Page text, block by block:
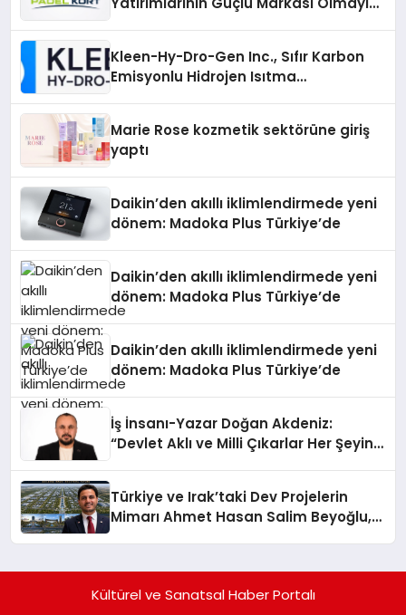
Kleen-Hy-Dro-Gen Inc., Sıfır Karbon
Emisyonlu Hidrojen Isıtma
Marie Rose kozmetik sektörüne giriş
yaptı
Daikin’den akıllı iklimlendirmede yeni
dönem: Madoka Plus Türkiye’de
Daikin’den akıllı iklimlendirmede yeni
dönem: Madoka Plus Türkiye’de
Daikin’den akıllı iklimlendirmede yeni
dönem: Madoka Plus Türkiye’de
İş İnsanı-Yazar Doğan Akdeniz:
“Devlet Aklı ve Milli Çıkarlar Her Şeyin
Türkiye ve Irak’taki Dev Projelerin
Mimarı Ahmet Hasan Salim Beyoğlu,
Hayata Geçirecek
Kültürel ve Sanatsal Haber Portalı